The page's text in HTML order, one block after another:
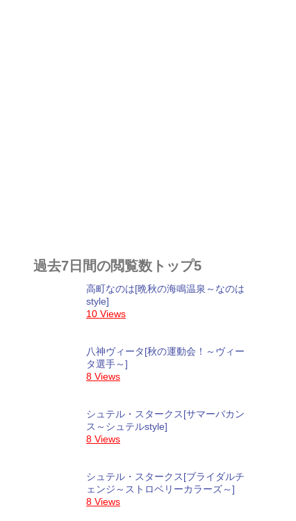
過去7日間の閲覧数トップ5
高町なのは[晩秋の海鳴温泉～なのは
style]
10 Views
八神ヴィータ[秋の運動会！～ヴィー
タ選手～]
8 Views
シュテル・スタークス[サマーバカン
ス～シュテルstyle]
8 Views
シュテル・スタークス[ブライダルチ
ェンジ～ストロベリーカラーズ～]
8 Views